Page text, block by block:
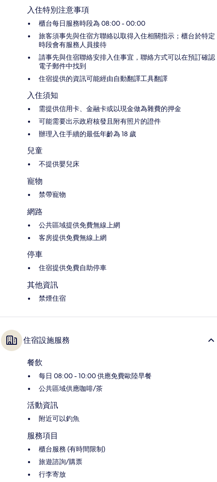
入住特別注意事項
櫃台每日服務時段為 08:00 - 00:00
旅客須事先與住宿方聯絡以取得入住相關指示；櫃台於特定
時段會有服務人員接待
請事先與住宿聯絡安排入住事宜，聯絡方式可以在預訂確認
電子郵件中找到
住宿提供的資訊可能經由自動翻譯工具翻譯
入住須知
需提供信用卡、金融卡或以現金做為雜費的押金
可能需要出示政府核發且附有照片的證件
辦理入住手續的最低年齡為 18 歲
兒童
不提供嬰兒床
寵物
禁帶寵物
網路
公共區域提供免費無線上網
客房提供免費無線上網
停車
住宿提供免費自助停車
其他資訊
禁煙住宿
住宿設施服務
餐飲
每日 08:00 - 10:00 供應免費歐陸早餐
公共區域供應咖啡/茶
活動資訊
附近可以釣魚
服務項目
櫃台服務 (有時間限制)
旅遊諮詢/購票
行李寄放